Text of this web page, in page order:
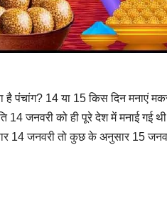
है पंंचांग? 14 या 15 किस दिन मनाएं
जनवरी को ही पूरे देश में मनाई गई
14 जनवरी तो कुछ के अनुसार 15